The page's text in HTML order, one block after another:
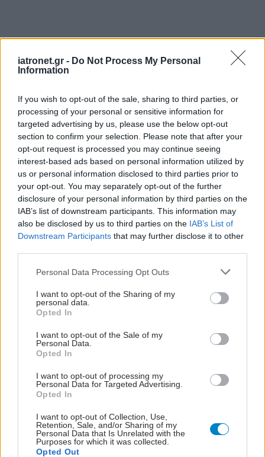
iatronet.gr - Do Not Process My Personal
Information
If you wish to opt-out of the sale, sharing to third parties, or
processing of your personal or sensitive information for
targeted advertising by us, please use the below opt-out
section to confirm your selection. Please note that after your
opt-out request is processed you may continue seeing
interest-based ads based on personal information utilized by
us or personal information disclosed to third parties prior to
your opt-out. You may separately opt-out of the further
disclosure of your personal information by third parties on the
IAB’s list of downstream participants. This information may
also be disclosed by us to third parties on the IAB’s List of
Downstream Participants that may further disclose it to other
Please note that this website/app uses one or more Google
not limited to your visit or usage behaviour. You may click to
grant or deny consent to Google and its third-party tags to
use your data for below specified purposes in below Google
consent section.
Personal Data Processing Opt Outs
I want to opt-out of the Sharing of my
personal data.
Opted In
I want to opt-out of the Sale of my
Personal Data.
Opted In
I want to opt-out of processing my
Personal Data for Targeted Advertising.
Opted In
I want to opt-out of Collection, Use,
Retention, Sale, and/or Sharing of my
Personal Data that Is Unrelated with the
Purposes for which it was collected.
Opted Out